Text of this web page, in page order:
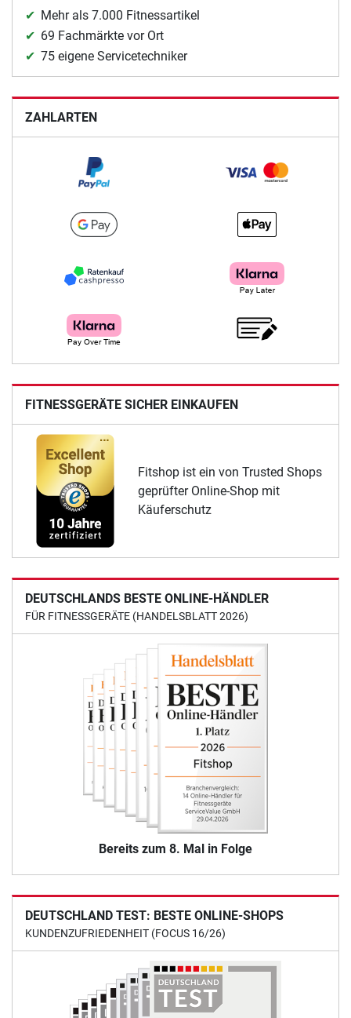
Mehr als 7.000 Fitnessartikel
69 Fachmärkte vor Ort
75 eigene Servicetechniker
ZAHLARTEN
FITNESSGERÄTE SICHER EINKAUFEN
Fitshop ist ein von Trusted Shops
geprüfter Online-Shop mit
Käuferschutz
DEUTSCHLANDS BESTE ONLINE-HÄNDLER
FÜR FITNESSGERÄTE (HANDELSBLATT 2026)
Bereits zum 8. Mal in Folge
DEUTSCHLAND TEST: BESTE ONLINE-SHOPS
KUNDENZUFRIEDENHEIT (FOCUS 16/26)